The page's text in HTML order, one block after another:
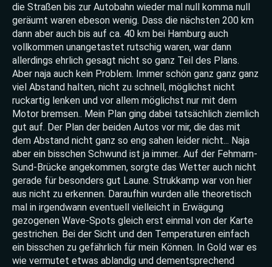
die Straßen bis zur Autobahn wieder mal null komma null
geräumt waren ebeson wenig. Dass die nächsten 200 km
dann aber auch bis auf ca. 40 km bei Hamburg auch
vollkommen unangetastet rutschig waren, war dann
allerdings ehrlich gesagt nicht so ganz Teil des Plans.
Aber naja auch kein Problem. Immer schön ganz ganz ganz
viel Abstand halten, nicht zu schnell, möglichst nicht
ruckartig lenken und vor allem möglichst nur mit dem
Motor bremsen.. Mein Plan ging dabei tatsächlich ziemlich
gut auf. Der Plan der beiden Autos vor mir, die das mit
dem Abstand nicht ganz so eng sahen leider nicht... Naja
aber ein bisschen Schwund ist ja immer.. Auf der Fehmarn-
Sund-Brücke angekommen, sorgte das Wetter auch nicht
gerade für besonders gut Laune. Strukkamp war von hier
aus nicht zu erkennen. Daraufhin wurden alle theoretisch
mal in irgendwann eventuell vielleicht in Erwägung
gezogenen Wave-Spots gleich erst einmal von der Karte
gestrichen. Bei der Sicht und den Temperaturen einfach
ein bisschen zu gefährlich für mein Können. In Gold war es
wie vermutet etwas ablandig und dementsprechend